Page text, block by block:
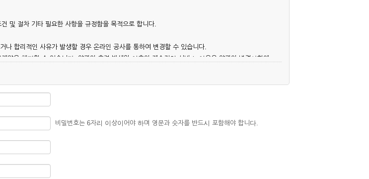
및 절차 기타 필요한 사항을 규정함을 목적으로 합니다.
합리적인 사유가 발생할 경우 온라인 공사를 통하여 변경할 수 있습니다.
을 해지할 수 있습니다. 약관의 효력 발생일 이후의 계속적인 서비스 이용은 약관의 변경사항에
정에 따릅니다.
질 정보를 입력하여 회사에 신청하고 회사가 이를 심사, 승낙함으로써 성립하며, 회사는 신청자
니다. 부득이한 경우로 인해 변경하고자 하는 경우에는 해당 아이디를 해지하고 재가입해야 합니
비밀번호는 6자리 이상이어야 하며 영문과 숫자를 반드시 포함해야 합니다.